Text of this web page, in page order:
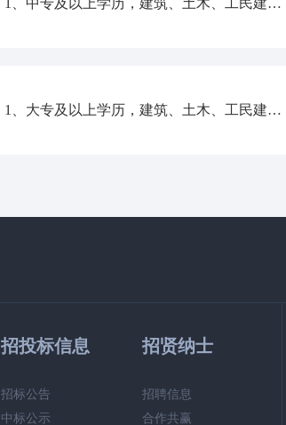
1、中专及以上学历，建筑、土木、工民建类相关专业；2、持有浙江省监理工程师证书并能及时转注；3、具有一定的专业知识和监理工作经验，表达能力强；
1、大专及以上学历，建筑、土木、工民建类相关专业；2、持有国家注册监理工程师证书并能及时转注；
招投标信息
招标公告
中标公示
招贤纳士
招聘信息
合作共赢